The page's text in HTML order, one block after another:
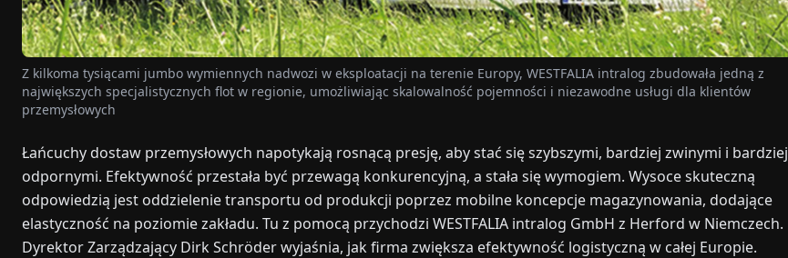
Z kilkoma tysiącami jumbo wymiennych nadwozi w eksploatacji na terenie Europy, WESTFALIA intralog zbudowała jedną z
największych specjalistycznych flot w regionie, umożliwiając skalowalność pojemności i niezawodne usługi dla klientów
przemysłowych
Łańcuchy dostaw przemysłowych napotykają rosnącą presję, aby stać się szybszymi, bardziej zwinymi i bardziej
odpornymi. Efektywność przestała być przewagą konkurencyjną, a stała się wymogiem. Wysoce skuteczną
odpowiedzią jest oddzielenie transportu od produkcji poprzez mobilne koncepcje magazynowania, dodające
elastyczność na poziomie zakładu. Tu z pomocą przychodzi WESTFALIA intralog GmbH z Herford w Niemczech.
Dyrektor Zarządzający Dirk Schröder wyjaśnia, jak firma zwiększa efektywność logistyczną w całej Europie.